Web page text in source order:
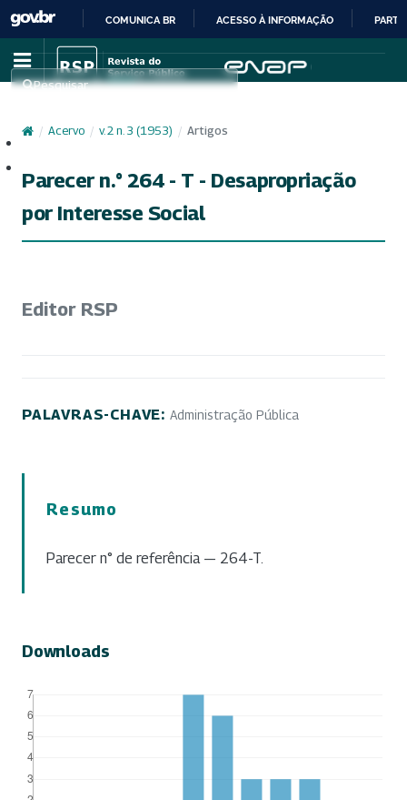
IR
PARA
CONTEÚDO
COMUNICA BR ACESSO À INFORMAÇÃO
Pesquisar
/ Acervo / v. 2 n. 3 (1953) / Artigos
Parecer n.° 264 - T - Desapropriação
por Interesse Social
Editor RSP
PALAVRAS-CHAVE: Administração Pública
Resumo
Parecer n° de referência — 264-T.
Downloads